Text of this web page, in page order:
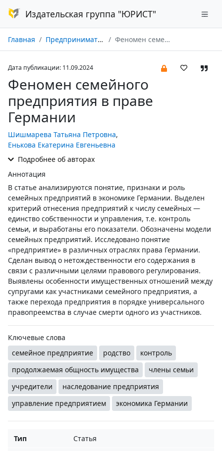
Издательская группа "ЮРИСТ"
Главная Предпринимательское право № 03/2024 Феномен семейного предприятия в праве Германии
Дата публикации: 11.09.2024
Феномен семейного
предприятия в праве
Германии
Шишмарева Татьяна Петровна,
Енькова Екатерина Евгеньевна
Подробнее об авторах
Аннотация
В статье анализируются понятие, признаки и роль
семейных предприятий в экономике Германии. Выделен
критерий отнесения предприятий к числу семейных —
единство собственности и управления, т.е. контроль
семьи, и выработаны его показатели. Обозначены модели
семейных предприятий. Исследовано понятие
«предприятие» в различных отраслях права Германии.
Сделан вывод о нетождественности его содержания в
связи с различными целями правового регулирования.
Выявлены особенности имущественных отношений между
супругами как участниками семейного предприятия, а
также перехода предприятия в порядке универсального
правопреемства в случае смерти одного из участников.
Ключевые слова
семейное предприятие
родство
контроль
продолжаемая общность имущества
члены семьи
учредители
наследование предприятия
управление предприятием
экономика Германии
Тип
Статья